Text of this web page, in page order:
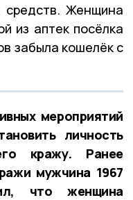
средств. Женщина
из аптек посёлка
забыла кошелёк с
мероприятий
личность
кражу. Ранее
мужчина 1967
что женщина